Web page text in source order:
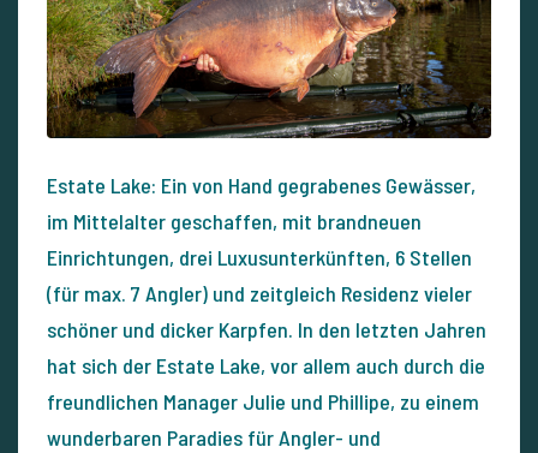
Estate Lake: Ein von Hand gegrabenes Gewässer,
im Mittelalter geschaffen, mit brandneuen
Einrichtungen, drei Luxusunterkünften, 6 Stellen
(für max. 7 Angler) und zeitgleich Residenz vieler
schöner und dicker Karpfen. In den letzten Jahren
hat sich der Estate Lake, vor allem auch durch die
freundlichen Manager Julie und Phillipe, zu einem
wunderbaren Paradies für Angler- und